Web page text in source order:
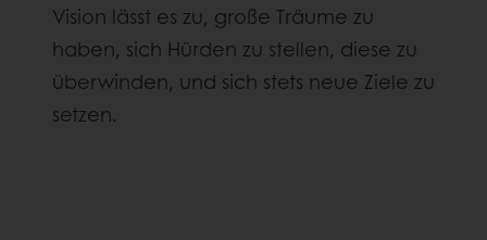
Vision lässt es zu, große Träume zu
haben, sich Hürden zu stellen, diese zu
überwinden, und sich stets neue Ziele zu
setzen.